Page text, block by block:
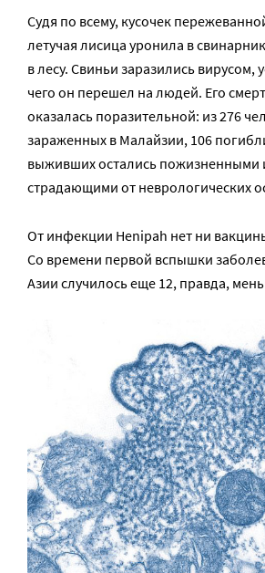
Судя по всему, кусочек
летучая лисица уронила в
в лесу. Свиньи заразились вирусом,
чего он перешел на людей. Его
оказалась поразительной: из 276
зараженных в Малайзии, 106
выживших остались пожизненными
страдающими от неврологических
От инфекции Henipah нет ни
Со времени первой вспышки
Азии случилось еще 12, правда,